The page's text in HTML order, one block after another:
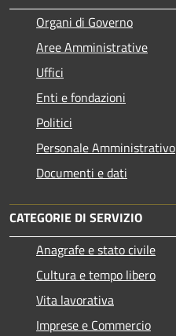
Organi di Governo
Aree Amministrative
Uffici
Enti e fondazioni
Politici
Personale Amministrativo
Documenti e dati
CATEGORIE DI SERVIZIO
Anagrafe e stato civile
Cultura e tempo libero
Vita lavorativa
Imprese e Commercio